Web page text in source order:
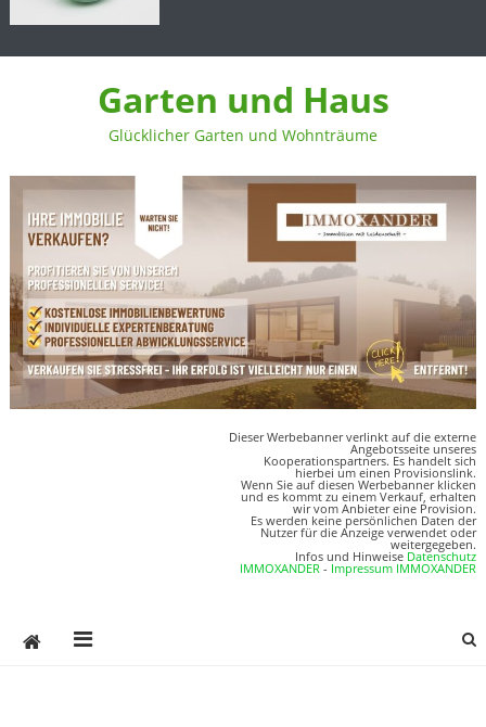
Garten und Haus
Glücklicher Garten und Wohnträume
Dieser Werbebanner verlinkt auf die externe
Angebotsseite unseres
Kooperationspartners. Es handelt sich
hierbei um einen Provisionslink.
Wenn Sie auf diesen Werbebanner klicken
und es kommt zu einem Verkauf, erhalten
wir vom Anbieter eine Provision.
Es werden keine persönlichen Daten der
Nutzer für die Anzeige verwendet oder
weitergegeben.
Infos und Hinweise Datenschutz
IMMOXANDER - Impressum IMMOXANDER